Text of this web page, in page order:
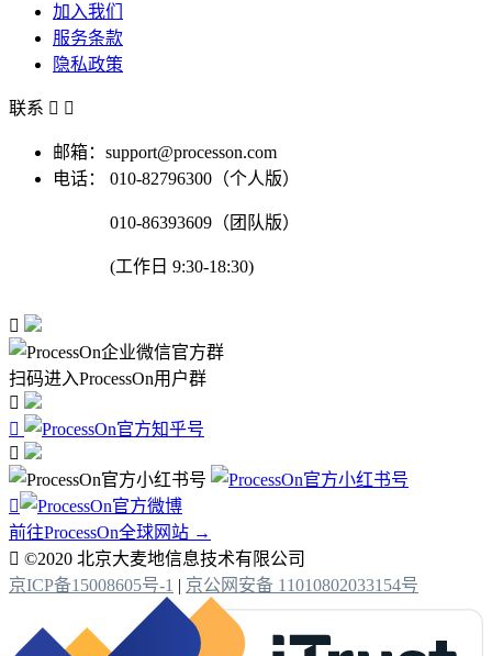
加入我们
服务条款
隐私政策
联系  
邮箱：support@processon.com
电话：
010-82796300（个人版）
010-86393609（团队版）
(工作日 9:30-18:30)

扫码进入ProcessOn用户群




前往ProcessOn全球网站 →
 ©2020 北京大麦地信息技术有限公司
京ICP备15008605号-1 | 京公网安备 11010802033154号